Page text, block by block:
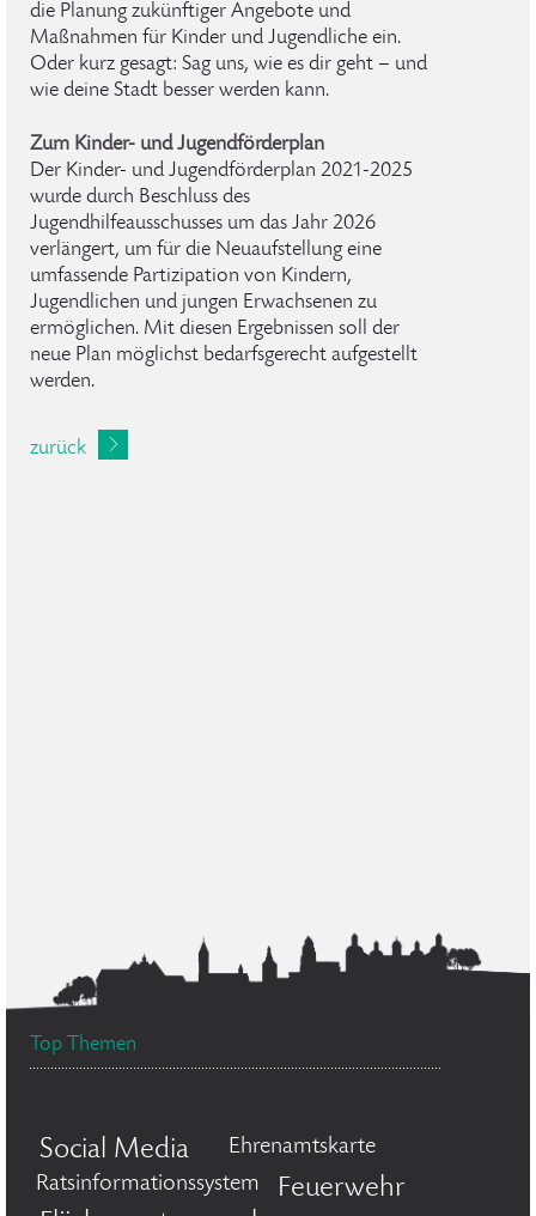
die Planung zukünftiger Angebote und
Maßnahmen für Kinder und Jugendliche ein.
Oder kurz gesagt: Sag uns, wie es dir geht – und
wie deine Stadt besser werden kann.
Zum Kinder- und Jugendförderplan
Der Kinder- und Jugendförderplan 2021-2025
wurde durch Beschluss des
Jugendhilfeausschusses um das Jahr 2026
verlängert, um für die Neuaufstellung eine
umfassende Partizipation von Kindern,
Jugendlichen und jungen Erwachsenen zu
ermöglichen. Mit diesen Ergebnissen soll der
neue Plan möglichst bedarfsgerecht aufgestellt
werden.
zurück
Top Themen
Social Media
Ehrenamtskarte
Ratsinformationssystem
Feuerwehr